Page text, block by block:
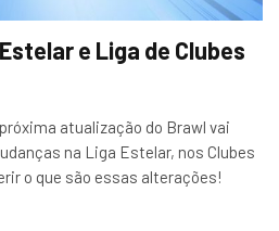
e Liga de Clubes
atualização do Brawl vai
na Liga Estelar, nos Clubes
o que são essas alterações!